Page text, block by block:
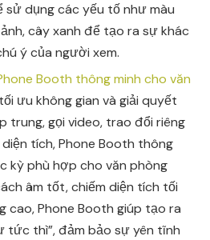
sử dụng các yếu tố như màu
cây xanh để tạo ra sự khác
ý của người xem.
Booth thông minh cho văn
ưu không gian và giải quyết
trung, gọi video, trao đổi riêng
tích, Phone Booth thông
kỳ phù hợp cho văn phòng
âm tốt, chiếm diện tích tối
cao, Phone Booth giúp tạo ra
tức thì”, đảm bảo sự yên tĩnh